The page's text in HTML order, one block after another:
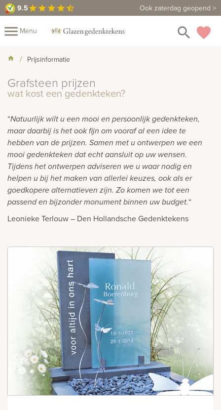
9.5star star star star star_half Ook zaterdag geopend >
9.5 Maak een vrijblijvende afspraak
menu Menu favorite
search
close
Assortiment
Fotoboek
Informatie
ons
Winkels Contact
Bekijk
Prijsinformatie
Grafsteen prijzen
wat kost een gedenkteken?
“Natuurlijk wilt u een mooi en persoonlijk gedenkteken,
maar daarbij is het ook fijn om vooraf al een idee te
hebben van de prijzen. Samen met u ontwerpen we een
mooi gedenkteken dat echt aansluit op uw wensen.
Tijdens het ontwerpen adviseren we u waar nodig en
helpen u bij het maken van allerlei keuzes, ook als er
goedkopere alternatieven zijn. Zo komen we tot een
passend en bijzonder monument binnen uw budget.“
Leonieke Terlouw – Den Hollandsche Gedenktekens